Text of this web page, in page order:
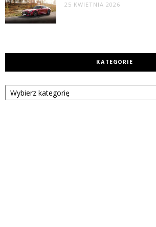
25 KWIETNIA 2026
KATEGORIE
Kategorie